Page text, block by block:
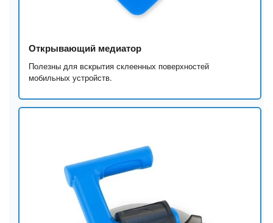
Открывающий медиатор
Полезны для вскрытия склеенных поверхностей
мобильных устройств.